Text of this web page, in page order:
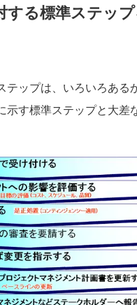
する標準ステッ
ップは、いろいろある
示す標準ステップと大差